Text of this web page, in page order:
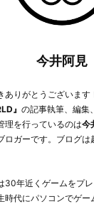
今井阿見
ありがとうございま
』 の記事執筆、編集
理を行っているのは今
ロガーです。ブログ
30年近くゲームをプ
時代にパソコンでゲー